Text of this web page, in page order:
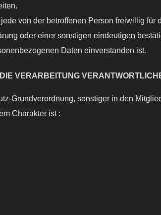
von der betroffenen Person freiwillig
oder einer sonstigen eindeutigen
Daten einverstanden ist.
VERARBEITUNG
Grundverordnung, sonstiger in den
Charakter ist :